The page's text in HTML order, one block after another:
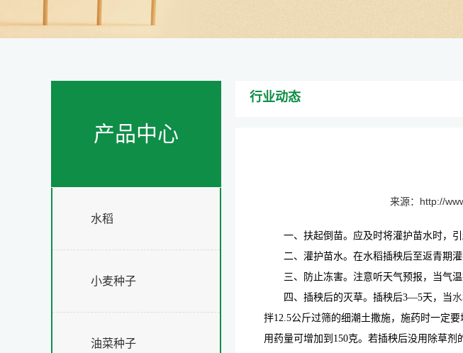
产品中心
水稻
小麦种子
油菜种子
行业动态
来源： http://
一、扶起倒苗。应及时将灌护苗水时，
二、灌护苗水。在水稻插秧后至返青期
三、防止冻害。注意听天气预报，当气
四、插秧后的灭草。插秧后3―5天，当
拌12.5公斤过筛的细潮土撒施，施药时一定
用药量可增加到 150克。若插秧后没用除草剂